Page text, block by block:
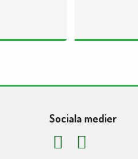
Sociala medier